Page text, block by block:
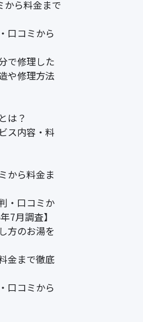
から料金まで
口コミから
で修理した
や修理方法
は？
ス内容・料
から料金ま
・口コミか
7月調査】
方のお湯を
金まで徹底
口コミから